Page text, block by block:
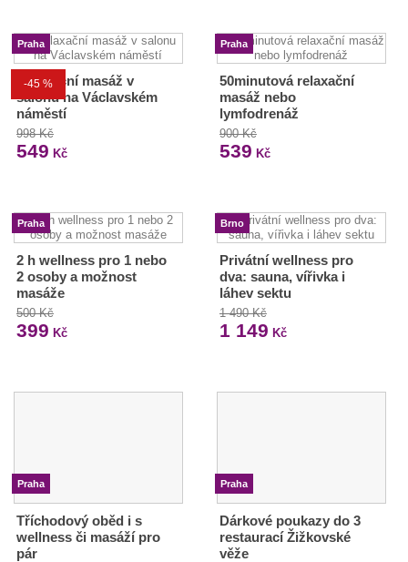
-45 %
Praha
Relaxační masáž v
salonu na Václavském
náměstí
998 Kč
549 Kč
Praha
50minutová relaxační
masáž nebo
lymfodrenáž
900 Kč
539 Kč
Praha
2 h wellness pro 1 nebo
2 osoby a možnost
masáže
500 Kč
399 Kč
Brno
Privátní wellness pro
dva: sauna, vířivka i
láhev sektu
1 490 Kč
1 149 Kč
Praha
Tříchodový oběd i s
wellness či masáží pro
pár
Praha
Dárkové poukazy do 3
restaurací Žižkovské
věže